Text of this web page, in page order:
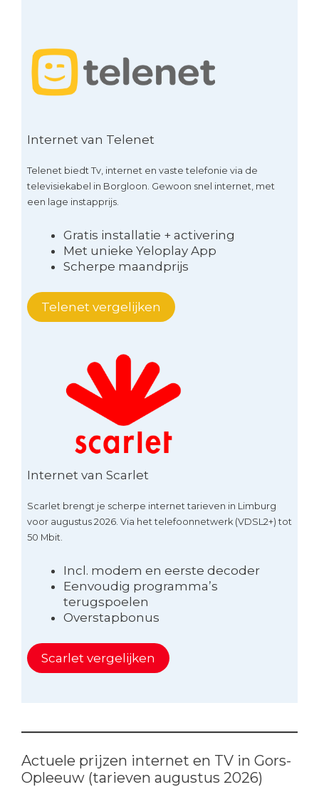
Internet van Telenet
Telenet biedt Tv, internet en vaste telefonie via de
televisiekabel in Borgloon. Gewoon snel internet, met
een lage instapprijs.
Gratis installatie + activering
Met unieke Yeloplay App
Scherpe maandprijs
Telenet vergelijken
Internet van Scarlet
Scarlet brengt je scherpe internet tarieven in Limburg
voor augustus 2026. Via het telefoonnetwerk (VDSL2+) tot
50 Mbit.
Incl. modem en eerste decoder
Eenvoudig programma’s
terugspoelen
Overstapbonus
Scarlet vergelijken
Actuele prijzen internet en TV in Gors-
Opleeuw (tarieven augustus 2026)